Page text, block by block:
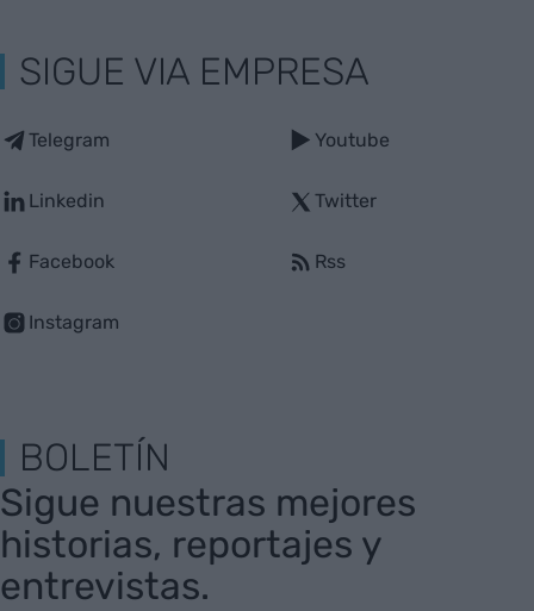
SIGUE VIA EMPRESA
Telegram
Linkedin
Facebook
Instagram
Youtube
Twitter
Rss
BOLETÍN
Sigue nuestras mejores
historias, reportajes y
entrevistas.